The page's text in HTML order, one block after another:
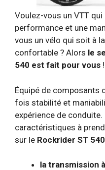
Voulez-vous un VTT
performance et une
vous un vélo qui soit à
confortable ? Alors le
540 est fait pour vous !
Équipé de composants
fois stabilité et
expérience de conduite.
caractéristiques à
sur le Rockrider ST 540
la transmission